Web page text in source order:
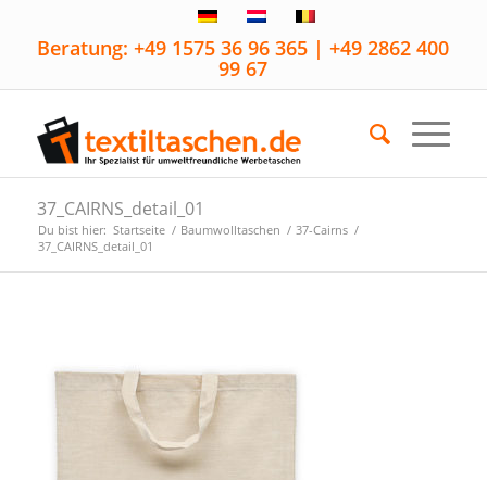
Beratung: +49 1575 36 96 365 | +49 2862 400
99 67
37_CAIRNS_detail_01
Du bist hier: Startseite / Baumwolltaschen / 37-Cairns /
37_CAIRNS_detail_01